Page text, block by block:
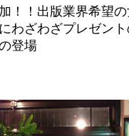
！！出版業界希望の
わざわざプレゼン
登場